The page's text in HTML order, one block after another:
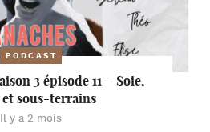
PODCAST
3 épisode 11 – Soie,
sous-terrains
Il y a 2 mois